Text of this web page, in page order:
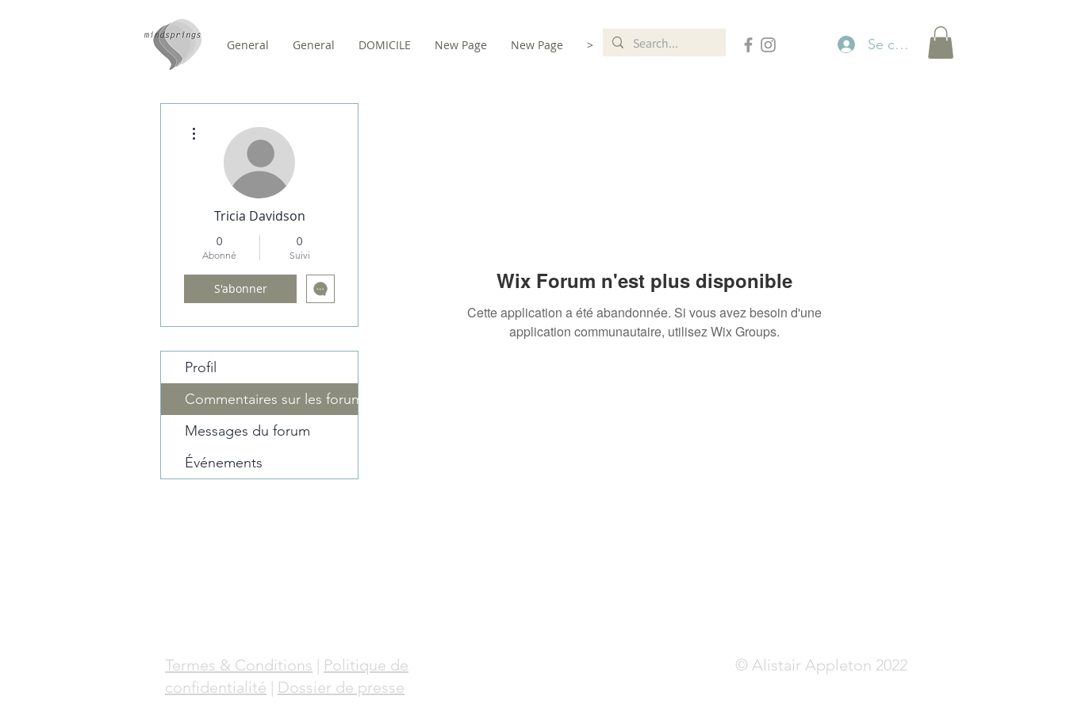
General General DOMICILE New Page New Page > Se connecter
Wix Forum n'est plus disponible
Cette application a été abandonnée. Si vous avez besoin d'une
application communautaire, utilisez Wix Groups.
Tricia Davidson
0
Abonné
0
Suivi
S'abonner
Profil
Commentaires sur les forums
Messages du forum
Événements
Termes & Conditions | Politique de
confidentialité | Dossier de presse
© Alistair Appleton 2022